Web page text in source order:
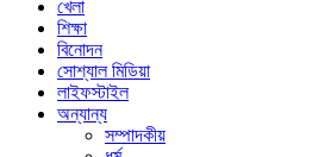
খেলা
শিক্ষা
বিনোদন
সোশ্যাল মিডিয়া
লাইফস্টাইল
অন্যান্য
সম্পাদকীয়